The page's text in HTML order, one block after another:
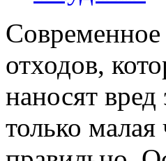
Современное
отходов,
наносят
только